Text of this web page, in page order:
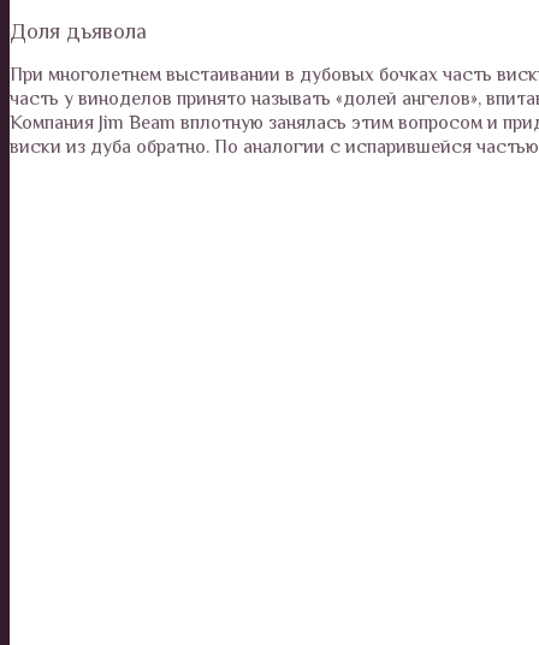
Доля дьявола
При многолетнем выстаивании в дубовых бочках часть
часть у виноделов принято называть «долей ангелов»,
Компания Jim Beam вплотную занялась этим вопросом и
виски из дуба обратно. По аналогии с испарившейся